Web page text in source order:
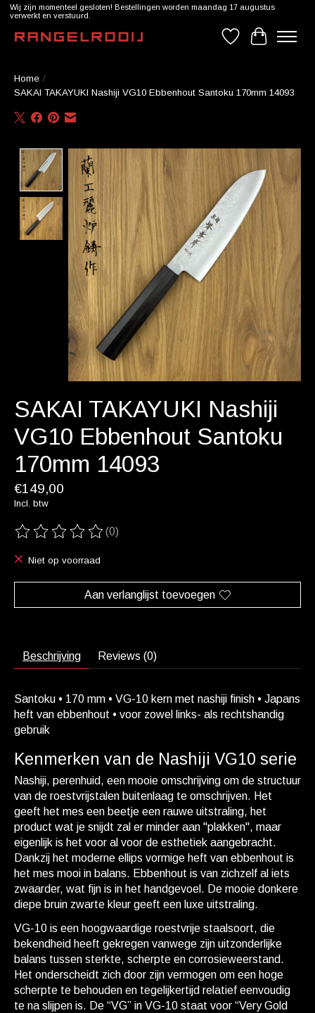
Wij zijn momenteel gesloten! Bestellingen worden maandag 17 augustus
verwerkt en verstuurd.
Verlanglijst
Home /
SAKAI TAKAYUKI Nashiji VG10 Ebbenhout Santoku 170mm 14093
Product image slideshow Items
SAKAI TAKAYUKI Nashiji
VG10 Ebbenhout Santoku
170mm 14093
€149,00
Incl. btw
De beoordeling van dit product is
(0)
Niet op voorraad
Aan verlanglijst toevoegen
Beschrijving Reviews (0)
Santoku • 170 mm • VG-10 kern met nashiji finish • Japans
heft van ebbenhout • voor zowel links- als rechtshandig
gebruik
Kenmerken van de Nashiji VG10 serie
Nashiji, perenhuid, een mooie omschrijving om de structuur
van de roestvrijstalen buitenlaag te omschrijven. Het
geeft het mes een beetje een rauwe uitstraling, het
product wat je snijdt zal er minder aan "plakken", maar
eigenlijk is het voor al voor de esthetiek aangebracht.
Dankzij het moderne ellips vormige heft van ebbenhout is
het mes mooi in balans. Ebbenhout is van zichzelf al iets
zwaarder, wat fijn is in het handgevoel. De mooie donkere
diepe bruin zwarte kleur geeft een luxe uitstraling.
VG-10 is een hoogwaardige roestvrije staalsoort, die
bekendheid heeft gekregen vanwege zijn uitzonderlijke
balans tussen sterkte, scherpte en corrosieweerstand.
Het onderscheidt zich door zijn vermogen om een hoge
scherpte te behouden en tegelijkertijd relatief eenvoudig
te na slijpen is. De “VG” in VG-10 staat voor “Very Gold